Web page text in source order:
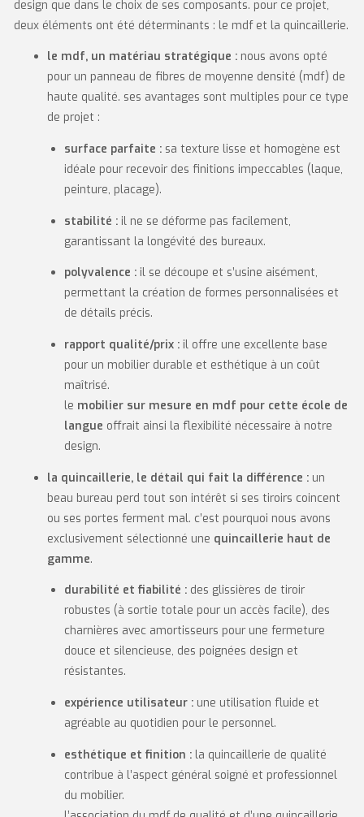
design que dans le choix de ses composants. pour ce projet,
deux éléments ont été déterminants : le mdf et la quincaillerie.
le mdf, un matériau stratégique : nous avons opté
pour un panneau de fibres de moyenne densité (mdf) de
haute qualité. ses avantages sont multiples pour ce type
de projet :
surface parfaite :sa texture lisse et homogène est
idéale pour recevoir des finitions impeccables (laque,
peinture, placage).
stabilité :il ne se déforme pas facilement,
garantissant la longévité des bureaux.
polyvalence :il se découpe et s’usine aisément,
permettant la création de formes personnalisées et
de détails précis.
rapport qualité/prix :il offre une excellente base
pour un mobilier durable et esthétique à un coût
maîtrisé.
le mobilier sur mesure en mdf pour cette école de
langue offrait ainsi la flexibilité nécessaire à notre
design.
la quincaillerie, le détail qui fait la différence : un
beau bureau perd tout son intérêt si ses tiroirs coincent
ou ses portes ferment mal. c’est pourquoi nous avons
exclusivement sélectionné une quincaillerie haut de
gamme.
durabilité et fiabilité :des glissières de tiroir
robustes (à sortie totale pour un accès facile), des
charnières avec amortisseurs pour une fermeture
douce et silencieuse, des poignées design et
résistantes.
expérience utilisateur :une utilisation fluide et
agréable au quotidien pour le personnel.
esthétique et finition :la quincaillerie de qualité
contribue à l’aspect général soigné et professionnel
du mobilier.